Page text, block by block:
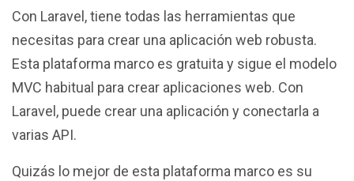
Con Laravel, tiene todas las herramientas que
necesitas para crear una aplicación web robusta.
Esta plataforma marco es gratuita y sigue el modelo
MVC habitual para crear aplicaciones web. Con
Laravel, puede crear una aplicación y conectarla a
varias API.
Quizás lo mejor de esta plataforma marco es su